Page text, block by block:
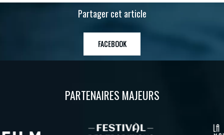
Partager cet article
FACEBOOK
PARTENAIRES MAJEURS